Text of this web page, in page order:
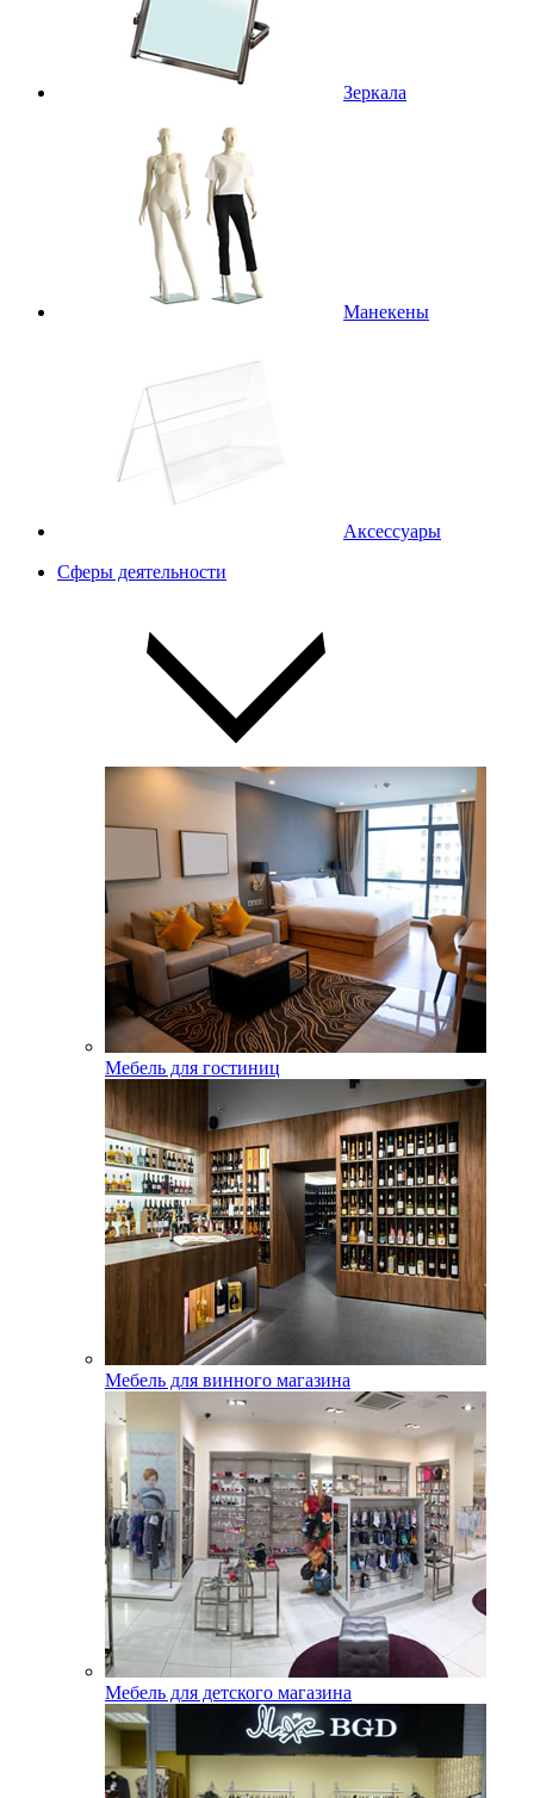
Зеркала
Манекены
Аксессуары
Сферы деятельности
Мебель для гостиниц
Мебель для винного магазина
Мебель для детского магазина